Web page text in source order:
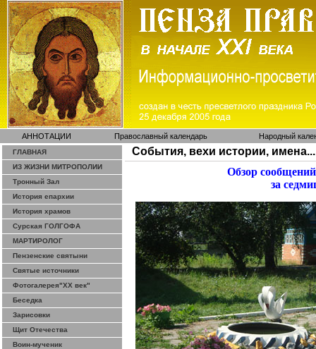
АННОТАЦИИ Православный календарь Народный
ГЛАВНАЯ
ИЗ ЖИЗНИ МИТРОПОЛИИ
Тронный Зал
История епархии
История храмов
Сурская ГОЛГОФА
МАРТИРОЛОГ
Пензенские святыни
Святые источники
Фотогалерея"ХХ век"
Беседка
Зарисовки
Щит Отечества
Воин-мученик
События, вехи истории, имена...
Обзор
за